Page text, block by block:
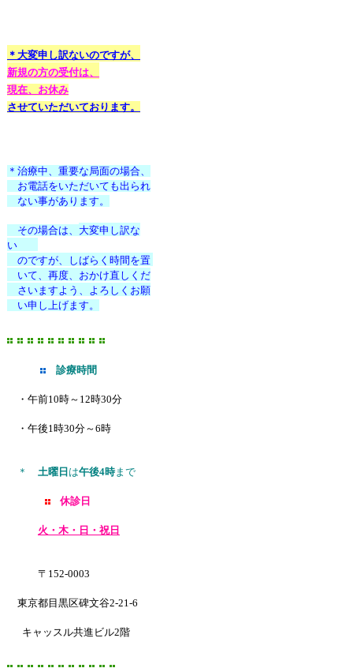
＊大変申し訳ないのですが、
新規の方の受付は、
現在、お休み
させていただいております。
＊治療中、重要な局面の場合、
お電話をいただいても出られ
ない事があります。
その場合は、 大変申し訳な
い
のですが、
しばらく時間を置
いて、 再度、おかけ直しくだ
さいますよう、よろしくお願
い申し上げます。
診療時間
・午前10時～12時30分
・午後1時30分～6時
＊ 土曜日 は午後4時まで
休診日
火・木・日・祝日
〒152-0003
東京都目黒区碑文谷2-21-6
キャッスル共進ビル2階